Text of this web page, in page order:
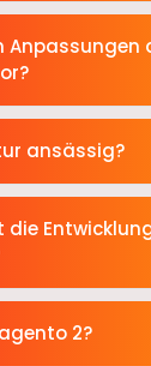
Anpassungen
ansässig?
2?